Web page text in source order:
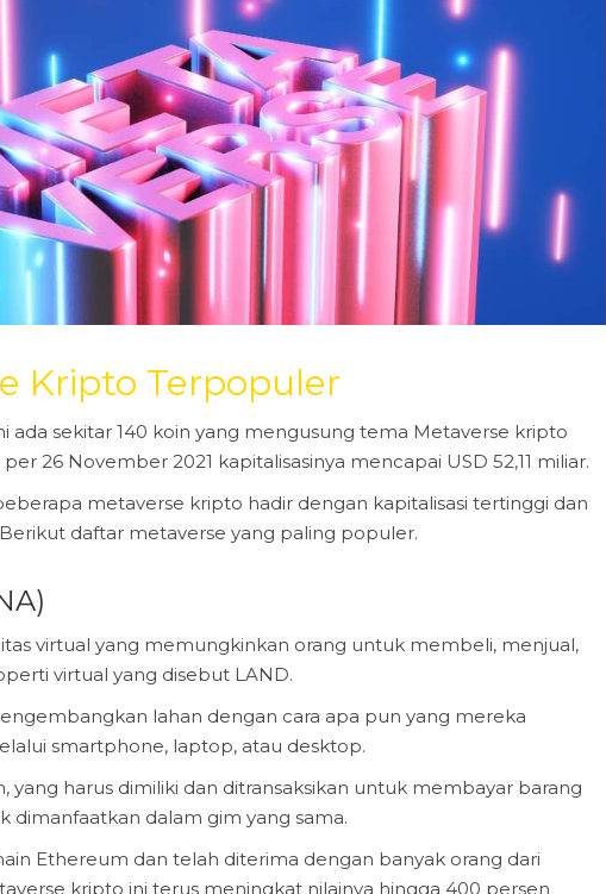
Kripto Terpopuler
ada sekitar 140 koin yang mengusung tema Metaverse kripto
26 November 2021 kapitalisasinya mencapai USD 52,11 miliar.
metaverse kripto hadir dengan kapitalisasi tertinggi dan
daftar metaverse yang paling populer.
virtual yang memungkinkan orang untuk membeli, menjual,
virtual yang disebut LAND.
lahan dengan cara apa pun yang mereka
smartphone, laptop, atau desktop.
yang harus dimiliki dan ditransaksikan untuk membayar barang
dimanfaatkan dalam gim yang sama.
Ethereum dan telah diterima dengan banyak orang dari
kripto ini terus meningkat nilainya hingga 400 persen